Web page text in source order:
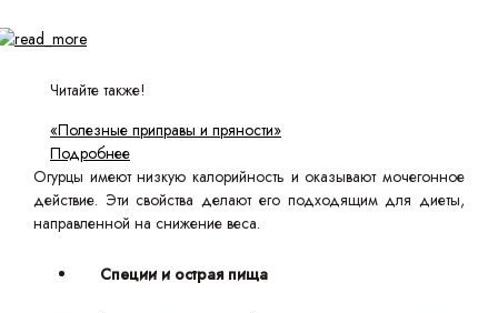
Читайте также!
«Полезные приправы и пряности»
Подробнее
Огурцы имеют низкую калорийность и оказывают мочегонное
действие. Эти свойства делают его подходящим для диеты,
направленной на снижение веса.
Специи и острая пища